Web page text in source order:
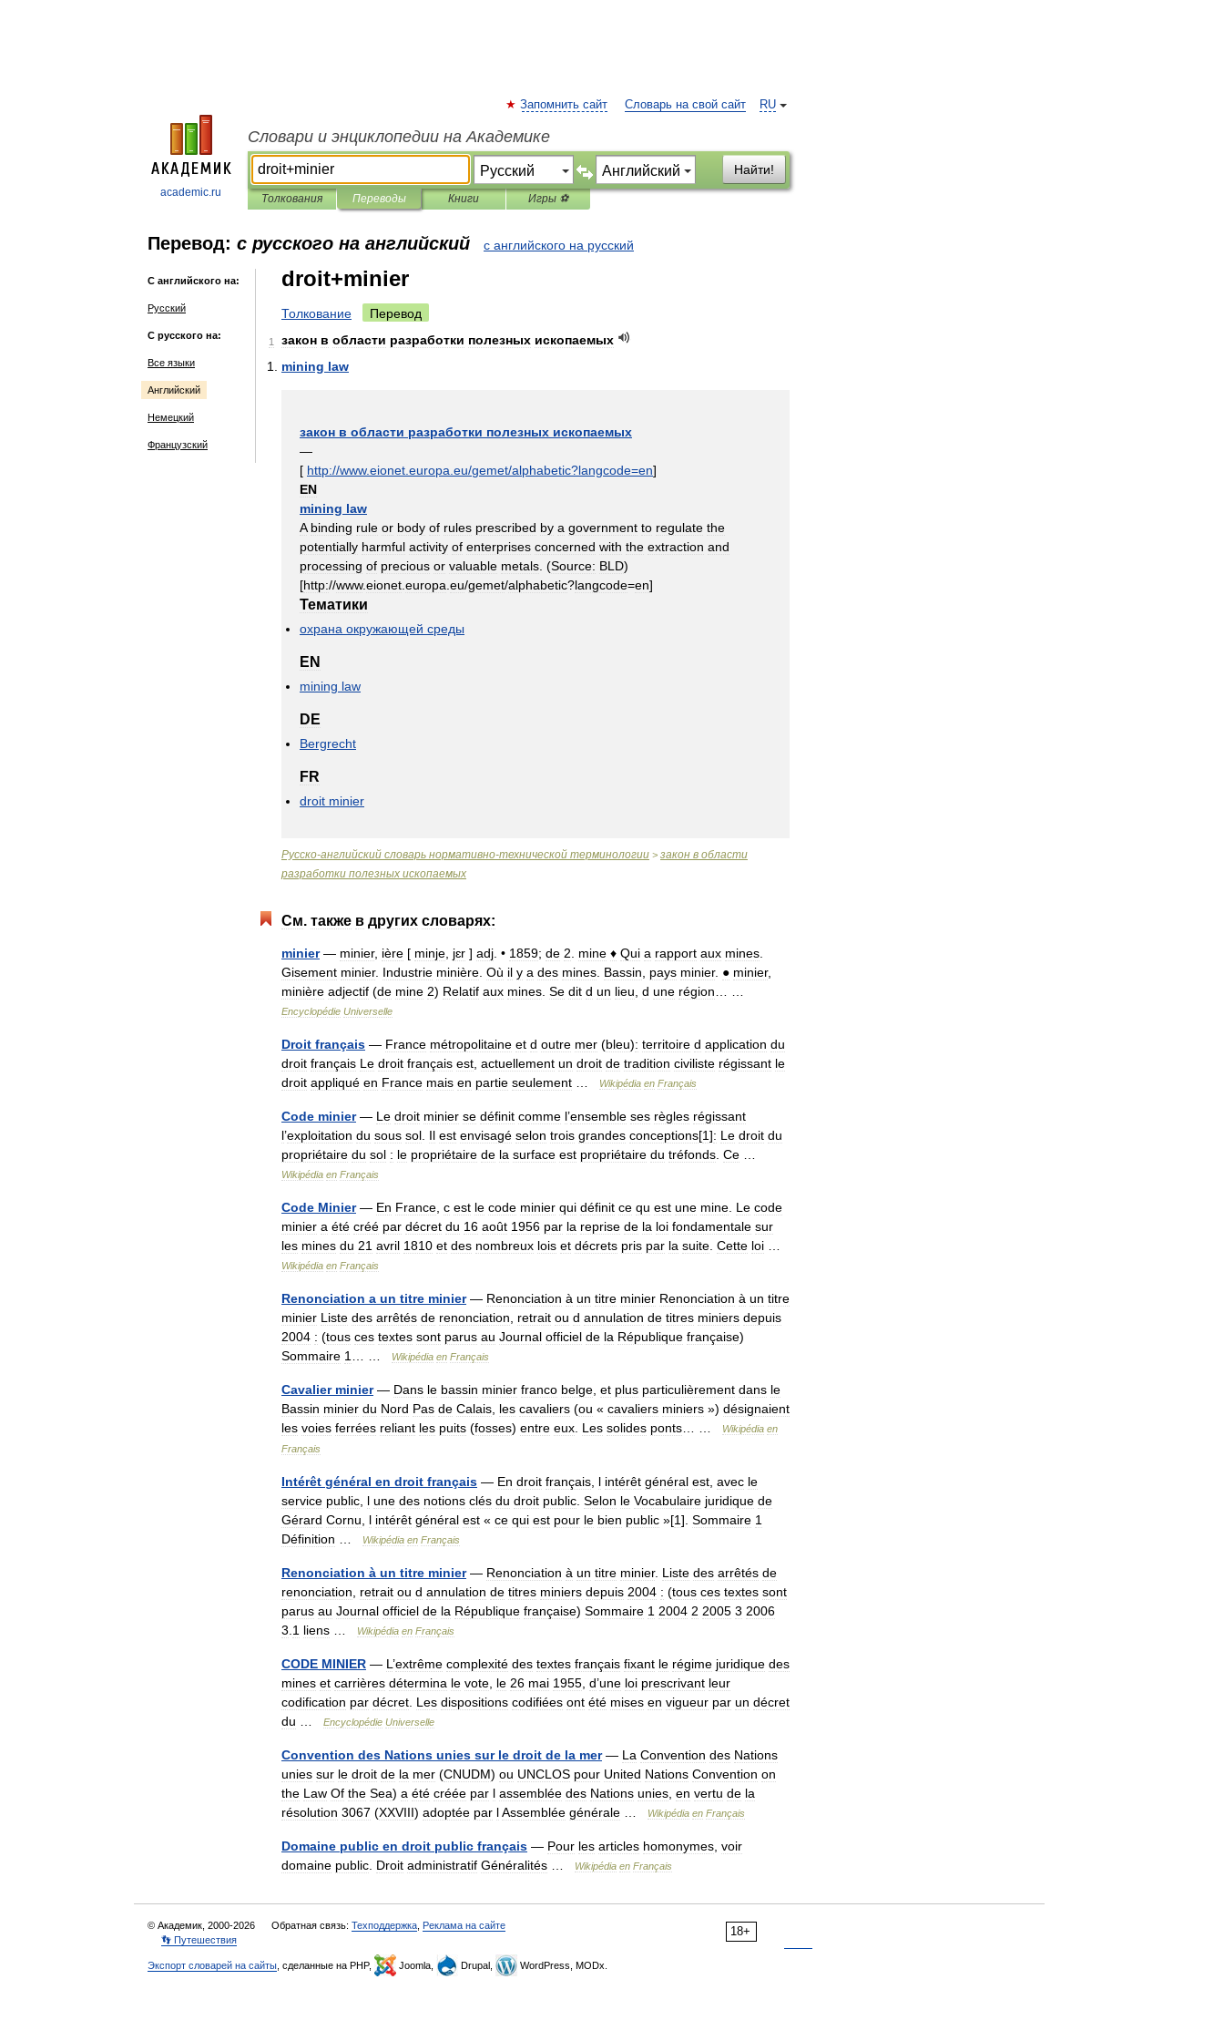
academic.ru
RU
Запомнить сайт Словарь на свой сайт
Словари и энциклопедии на Академике
Найти!
Толкования Переводы Книги Игры ⚽
Перевод: с русского на английский с английского на русский
С английского на:
Русский
С русского на:
Все языки
Английский
Немецкий
Французский
droit+minier
Толкование Перевод
1 закон в области разработки полезных ископаемых
mining law
закон в области разработки полезных ископаемых
—
[ http://www.eionet europa eu/gemet/alphabetic?langcode=en]
EN
mining law
A binding rule or body of rules prescribed by a government to regulate the
potentially harmful activity of enterprises concerned with the extraction and
processing of precious or valuable metals . (Source: BLD)
[http://www.eionet europa eu/gemet/alphabetic?langcode=en]
Тематики
охрана окружающей среды
EN
mining law
DE
Bergrecht
FR
droit minier
Русско-английский словарь нормативно-технической терминологии > закон в области
разработки полезных ископаемых
См. также в других словарях:
minier— minier, ière [ minje jɛr ] adj . • 1859; de 2 mine ♦ Qui a rapport aux mines
Gisement minier. Industrie minière Où il y a des mines Bassin pays minier. ● minier,
minière adjectif (de mine 2) Relatif aux mines Se dit d un lieu d une région
Encyclopédie Universelle
Droit français — France métropolitaine et d outre mer (bleu): territoire d application du
droit français Le droit français est actuellement un droit de tradition civiliste régissant le
droit appliqué en France mais en partie seulement Wikipédia en Français
Code minier— Le droit minier se définit comme l’ensemble ses règles régissant
l’exploitation du sous sol Il est envisagé selon trois grandes conceptions[1]: Le droit du
propriétaire du sol : le propriétaire de la surface est propriétaire du tréfonds Ce
Wikipédia en Français
Code Minier— En France c est le code minier qui définit ce qu est une mine Le code
minier a été créé par décret du 16 août 1956 par la reprise de la loi fondamentale sur
les mines du 21 avril 1810 et des nombreux lois et décrets pris par la suite Cette loi
Wikipédia en Français
Renonciation a un titre minier— Renonciation à un titre minier Renonciation à un titre
minier Liste des arrêtés de renonciation retrait ou d annulation de titres miniers depuis
2004 : (tous ces textes sont parus au Journal officiel de la République française)
Sommaire 1 Wikipédia en Français
Cavalier minier— Dans le bassin minier franco belge et plus particulièrement dans le
Bassin minier du Nord Pas de Calais les cavaliers (ou « cavaliers miniers ») désignaient
les voies ferrées reliant les puits (fosses) entre eux Les solides ponts Wikipédia en
Français
Intérêt général en droit français — En droit français l intérêt général est avec le
service public l une des notions clés du droit public Selon le Vocabulaire juridique de
Gérard Cornu l intérêt général est « ce qui est pour le bien public »[1]. Sommaire 1
Définition
Wikipédia en Français
Renonciation à un titre minier— Renonciation à un titre minier. Liste des arrêtés de
renonciation
retrait ou d annulation de titres miniers depuis 2004 : (tous ces textes sont
parus au Journal officiel de la République française) Sommaire 1 2004 2 2005 3 2006
3 1 liens Wikipédia en Français
CODE MINIER — L ’extrême complexité des textes français fixant le régime juridique des
mines et carrières détermina le vote le 26 mai 1955 d’une loi prescrivant leur
codification par décret Les dispositions codifiées ont été mises en vigueur par un décret
du
Encyclopédie Universelle
Convention des Nations unies sur le droit de la mer— La Convention des Nations
unies sur le droit de la mer (CNUDM) ou UNCLOS pour United Nations Convention on
the Law Of the Sea) a été créée par l assemblée des Nations unies en vertu de la
résolution 3067 (XXVIII) adoptée par lAssemblée générale Wikipédia en Français
Domaine public en droit public français — Pour les articles homonymes voir
domaine public Droit administratif Généralités Wikipédia en Français
18+
© Академик, 2000-2026 Обратная связь: Техподдержка Реклама на сайте
👣 Путешествия
Экспорт словарей на сайты , сделанные на PHP, Joomla, Drupal, WordPress, MODx.